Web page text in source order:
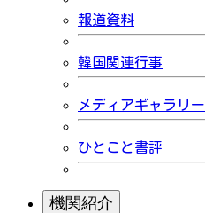
報道資料
韓国関連行事
メディアギャラリー
ひとこと書評
機関紹介